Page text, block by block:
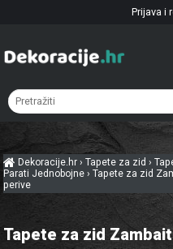
Dekoracije.hr›Tapete za zid ›
Parati Jednobojne ›Tapete za zid
perive
Tapete za zid
Prijava i